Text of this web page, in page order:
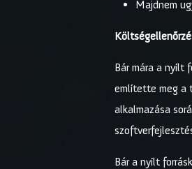
Majdnem
Bár mára a nyílt
említette meg a
alkalmazása
Bár a nyílt